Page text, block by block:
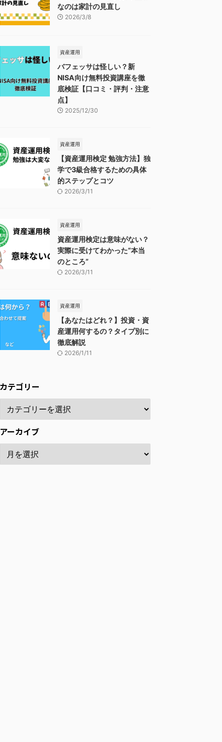
なのは家計の見直し
2026/3/8
資産運用
バフェッサは怪しい？新
NISA向け無料投資講座を徹
底検証【口コミ・評判・注意
点】
2025/12/30
資産運用
【資産運用検定 勉強方法】独
学で3級合格するための具体
的ステップとコツ
2026/3/11
資産運用
資産運用検定は意味がない？
実際に受けてわかった“本当
のところ”
2026/3/11
資産運用
【あなたはどれ？】投資・資
産運用何するの？タイプ別に
徹底解説
2026/1/11
カテゴリー
アーカイブ